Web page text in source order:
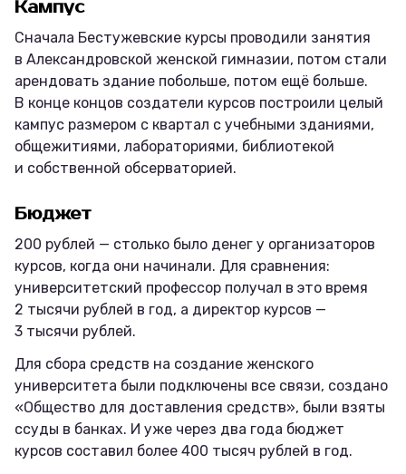
Кампус
Сначала Бестужевские курсы проводили занятия
в Александровской женской гимназии, потом стали
арендовать здание побольше, потом ещё больше.
В конце концов создатели курсов построили целый
кампус размером с квартал с учебными зданиями,
общежитиями, лабораториями, библиотекой
и собственной обсерваторией.
Бюджет
200 рублей — столько было денег у организаторов
курсов, когда они начинали. Для сравнения:
университетский профессор получал в это время
2 тысячи рублей в год, а директор курсов —
3 тысячи рублей.
Для сбора средств на создание женского
университета были подключены все связи, создано
«Общество для доставления средств», были взяты
ссуды в банках. И уже через два года бюджет
курсов составил более 400 тысяч рублей в год.